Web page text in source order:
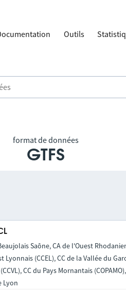
Outils
format de données
GTFS
Saône, CA de l'Ouest
Lyonnais (CCEL), CC de la Vallée du
CC du Pays Mornantais
Lyon